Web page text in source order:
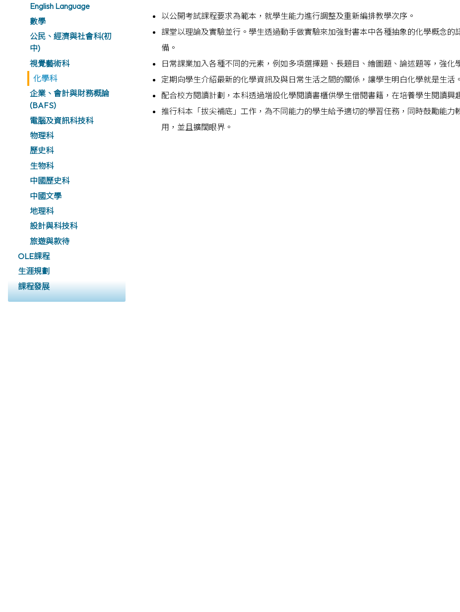
English Language
數學
公民、經濟與社會科(初
中)
視覺藝術科
化學科
企業、會計與財務概論
(BAFS)
電腦及資訊科技科
物理科
歷史科
生物科
中國歷史科
中國文學
地理科
設計與科技科
旅遊與款待
OLE課程
生涯規劃
課程發展
以公開考試課程要求為範本，就學生能力進行調整及重新編排教學次序。
課堂以理論及實驗並行。學生透過動手做實驗來加強對書本中各種抽象的化學概念
備。
日常課業加入各種不同的元素，例如多項選擇題、長題目、繪圖題、論述題等，強化
定期向學生介紹最新的化學資訊及與日常生活之間的關係，讓學生明白化學就是生活。
配合校方閱讀計劃，本科透過增設化學閱讀書櫃供學生借閱書籍，在培養學生閱讀興
推行科本「拔尖補底」工作，為不同能力的學生給予適切的學習任務，同時鼓勵能
用，並且擴闊眼界。